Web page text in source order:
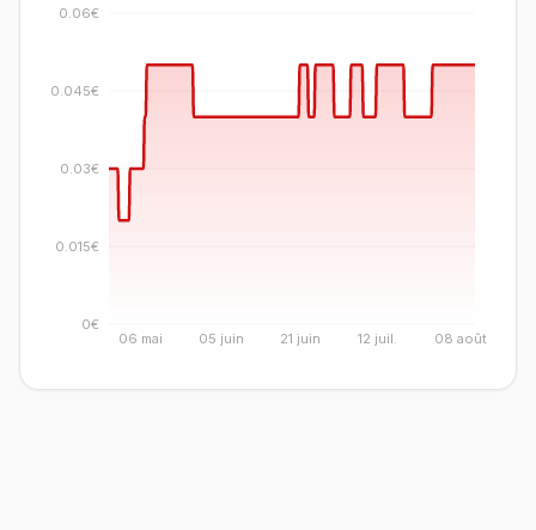
06 mai 05 juin 21 juin 12 juil. 08 août
0€
0.015€
0.03€
0.045€
0.06€